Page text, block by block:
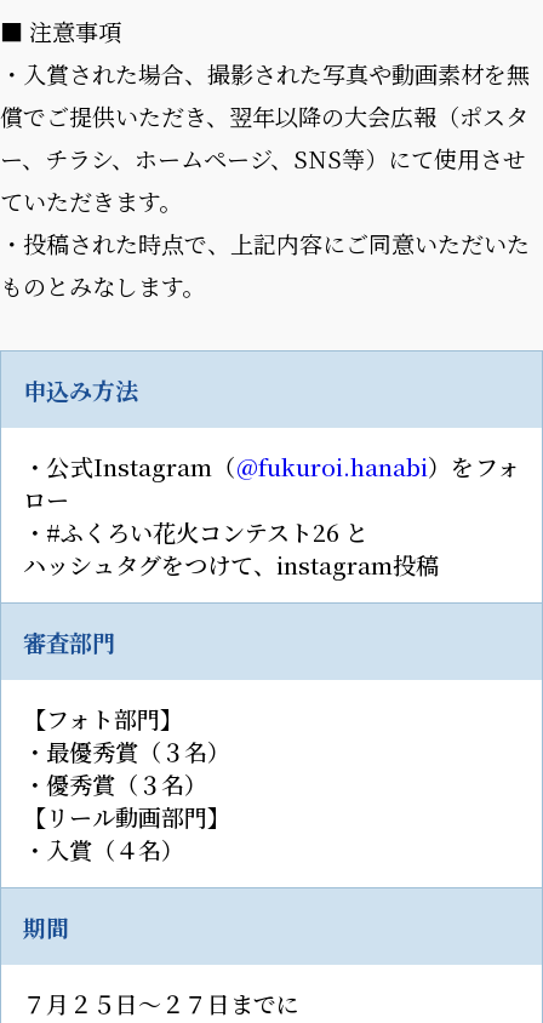
■ 注意事項
・入賞された場合、撮影された写真や動画素材を無
償でご提供いただき、翌年以降の大会広報（ポスタ
ー、チラシ、ホームページ、SNS等）にて使用させ
ていただきます。
・投稿された時点で、上記内容にご同意いただいた
ものとみなします。
申込み方法
・公式Instagram（@fukuroi.hanabi）をフォ
ロー
・#ふくろい花火コンテスト26 と
ハッシュタグをつけて、instagram投稿
審査部門
【フォト部門】
・最優秀賞（３名）
・優秀賞（３名）
【リール動画部門】
・入賞（４名）
期間
７月２５日〜２７日までに